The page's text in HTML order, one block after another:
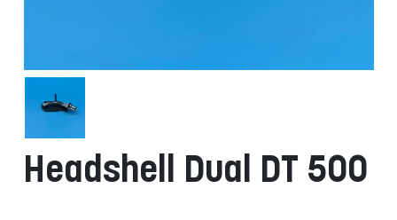
Headshell Dual DT 500